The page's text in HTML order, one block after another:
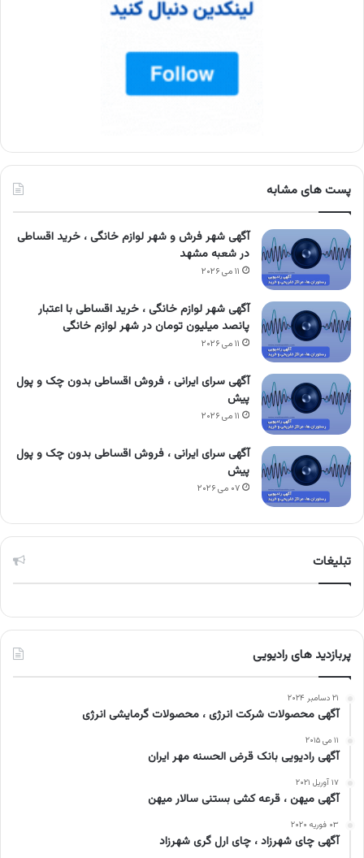
پست های مشابه
آگهی شهر فرش و شهر لوازم خانگی ، خرید اقساطی
در شعبه مشهد
۱۱ می ۲۰۲۶
آگهی شهر لوازم خانگی ، خرید اقساطی با اعتبار
پانصد میلیون تومان در شهر لوازم خانگی
۱۱ می ۲۰۲۶
آگهی سرای ایرانی ، فروش اقساطی بدون چک و پول
پیش
۱۱ می ۲۰۲۶
آگهی سرای ایرانی ، فروش اقساطی بدون چک و پول
پیش
۰۷ می ۲۰۲۶
تبلیغات
پربازدید های رادیویی
۲۱ دسامبر ۲۰۲۴
آگهی محصولات شرکت انرژی ، محصولات گرمایشی انرژی
۱۱ می ۲۰۱۵
آگهی رادیویی بانک قرض الحسنه مهر ایران
۱۷ آوریل ۲۰۲۱
آگهی میهن ، قرعه کشی بستنی سالار میهن
۰۳ فوریه ۲۰۲۰
آگهی چای شهرزاد ، چای ارل گری شهرزاد